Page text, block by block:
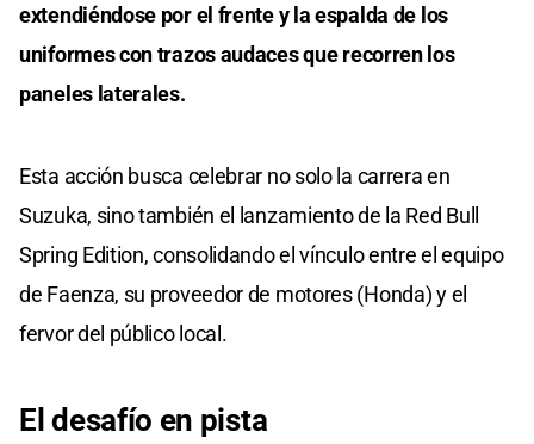
extendiéndose por el frente y la espalda de los
uniformes con trazos audaces que recorren los
paneles laterales.
Esta acción busca celebrar no solo la carrera en
Suzuka, sino también el lanzamiento de la Red Bull
Spring Edition, consolidando el vínculo entre el equipo
de Faenza, su proveedor de motores (Honda) y el
fervor del público local.
El desafío en pista